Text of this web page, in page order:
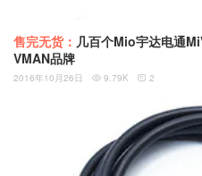
售完无货： 几百个Mio宇达电通
VMAN品牌
2016年10月26日  9.79K  2